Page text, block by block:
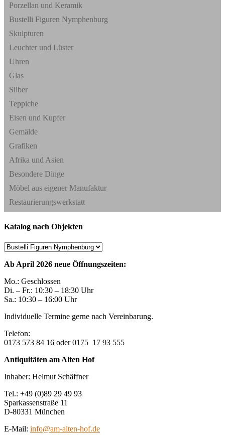
Porzellan und Keramik
Bustelli Figuren Nymphenburg
Skulpturen
Leuchter und Lüster
Uhren
Glas
Silber
Teppiche
Eisen und Kupfer
Gemälde
Grafiken
Afrika und Asien
Besondere Dinge
Möbel aus eigener Manufaktur
Restaurierungswerkstatt
Katalog nach Objekten
Ab April 2026 neue Öffnungszeiten:
Mo.: Geschlossen
Di. – Fr.: 10:30 – 18:30 Uhr
Sa.: 10:30 – 16:00 Uhr
Individuelle Termine gerne nach Vereinbarung.
Telefon:
0173 573 84 16 oder 0175 17 93 555
Antiquitäten am Alten Hof
Inhaber: Helmut Schäffner
Tel.: +49 (0)89 29 49 93
Sparkassenstraße 11
D-80331 München
E-Mail: info@am-alten-hof.de